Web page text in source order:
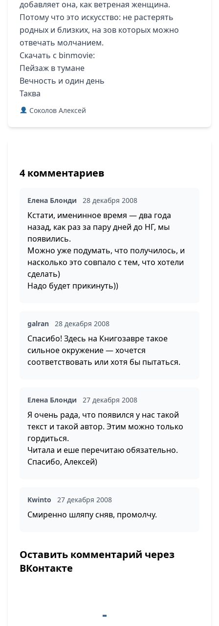
добавляет она, как ветреная женщина.
Потому что это искусство: не растерять
родных и близких, на зов которых можно
отвечать молчанием.
Скачать с binmovie:
Пейзаж в тумане
Вечность и один день
Таква
Соколов Алексей
4 комментариев
Елена Блонди 28 декабря 2008
Кстати, именинное время — два года
назад, как раз за пару дней до НГ, мы
появились.
Можно уже подумать, что получилось, и
насколько это совпало с тем, что хотели
сделать)
Надо будет прикинуть))
galran 28 декабря 2008
Спасибо! Здесь на Книгозавре такое
сильное окружение — хочется
соответствовать или хотя бы пытаться.
Елена Блонди 27 декабря 2008
Я очень рада, что появился у нас такой
текст и такой автор. Этим можно только
гордиться.
Читала и еше перечитаю обязательно.
Спасибо, Алексей)
Kwinto 27 декабря 2008
Смиренно шляпу сняв, промолчу.
Оставить комментарий через
ВКонтакте